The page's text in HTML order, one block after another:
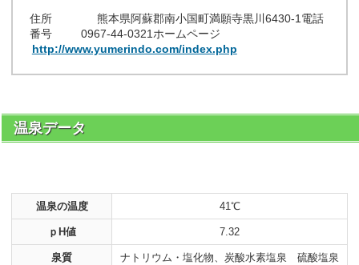
住所 熊本県阿蘇郡南小国町満願寺黒川6430-1電話
番号 0967-44-0321ホームページ
http://www.yumerindo.com/index.php
温泉データ
温泉の温度 41℃
ｐH値 7.32
泉質 ナトリウム・塩化物、炭酸水素塩泉 硫酸塩泉